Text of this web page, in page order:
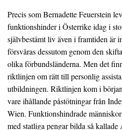
Precis som Bernadette Feuerstein
funktionshinder i Österrike idag i
självbestämt liv även i framtiden är
försvåras dessutom genom den
olika förbundsländerna. Men det
riktlinjen om rätt till personlig
utbildningen. Riktlinjen kom i
vare ihållande påstötningar från
Wien. Funktionshindrade
med statliga pengar bilda så kallade